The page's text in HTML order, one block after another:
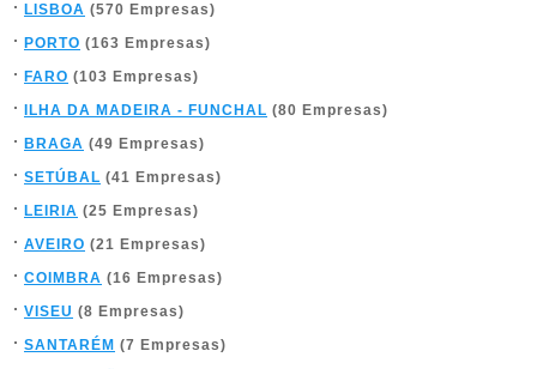
LISBOA (570 Empresas)
PORTO (163 Empresas)
FARO (103 Empresas)
ILHA DA MADEIRA - FUNCHAL (80 Empresas)
BRAGA (49 Empresas)
SETÚBAL (41 Empresas)
LEIRIA (25 Empresas)
AVEIRO (21 Empresas)
COIMBRA (16 Empresas)
VISEU (8 Empresas)
SANTARÉM (7 Empresas)